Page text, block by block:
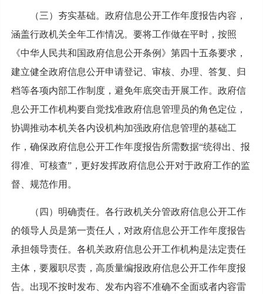
（三）夯实基础。政府信息公开工作年度报告内容，
涵盖行政机关全年工作情况。要将工作做在平时，按照
《中华人民共和国政府信息公开条例》第四十五条要求，
建立健全政府信息公开申请登记、审核、办理、答复、归
档等各项内部工作制度，避免年底突击开展工作。政府信
息公开工作机构要自觉找准政府信息管理员的角色定位，
协调推动本机关各内设机构加强政府信息管理的基础工
作，确保政府信息公开工作年度报告所需数据“统得出、报
得准、可核查”，更好发挥政府信息公开对于政府工作的监
督、规范作用。
（四）明确责任。各行政机关分管政府信息公开工作
的领导人员是第一责任人，对政府信息公开工作年度报告
承担领导责任。各机关政府信息公开工作机构是法定责任
主体，要履职尽责，高质量编报政府信息公开工作年度报
告。出现不按时发布、发布内容不准确不全面或者内容雷